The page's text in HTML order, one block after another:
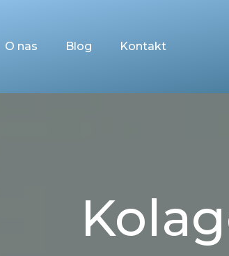
O nas Blog Kontakt